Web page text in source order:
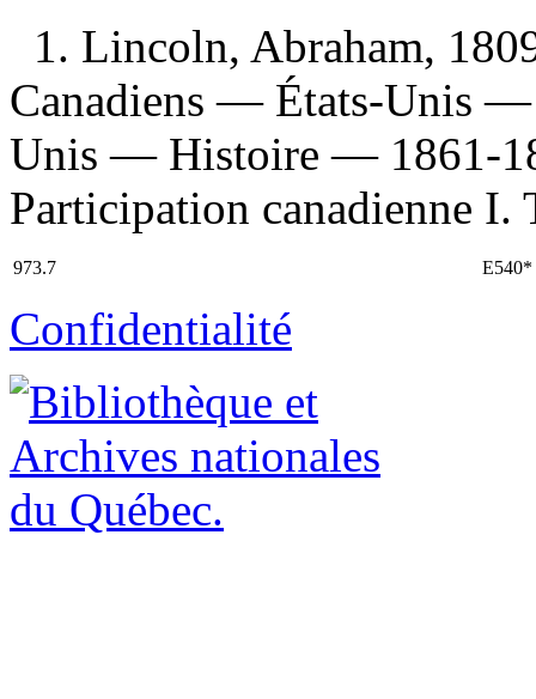
1. Lincoln, Abraham,
Canadiens — États-Unis
Unis — Histoire — 1861-
Participation canadienne I.
973.7 E540*
Confidentialité